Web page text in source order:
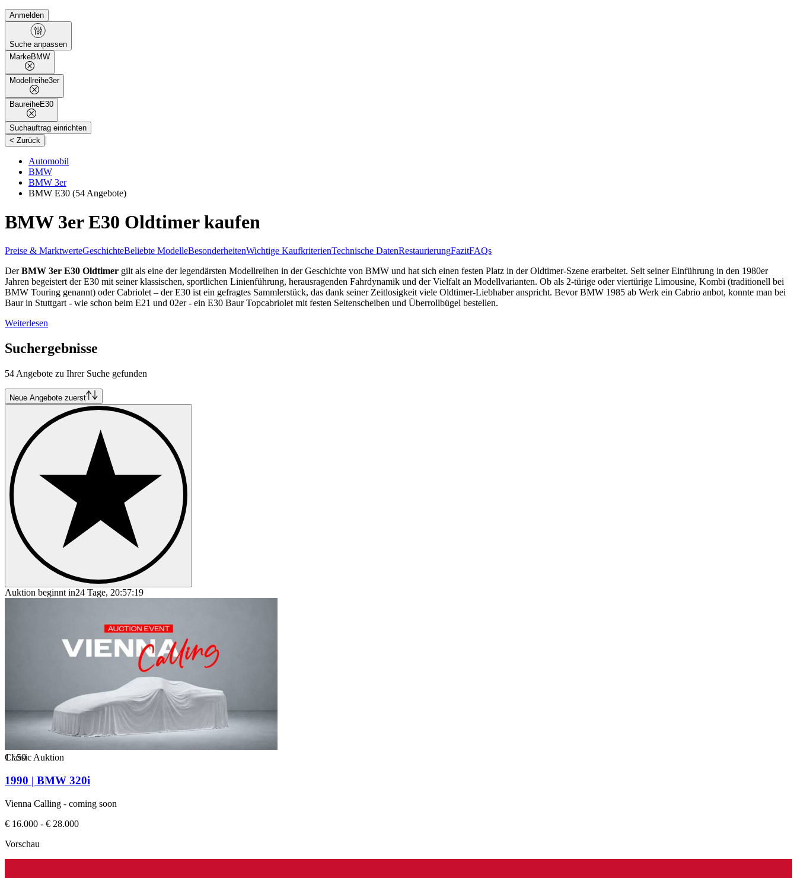
Anmelden
Suche anpassen
MarkeBMW
Modellreihe3er
BaureiheE30
Suchauftrag einrichten
< Zurück
|
Automobil
BMW
BMW 3er
BMW E30 (54 Angebote)
BMW 3er E30 Oldtimer kaufen
Preise & MarktwerteGeschichteBeliebte ModelleBesonderheitenWichtige KaufkriterienTechnische DatenRestaurierungFazitFAQs
DerBMW 3er E30 Oldtimer gilt als eine der legendärsten Modellreihen in der Geschichte von BMW und hat sich einen festen Platz in der Oldtimer-Szene erarbeitet. Seit seiner Einführung in den 1980er
Jahren begeistert der E30 mit seiner klassischen, sportlichen Linienführung, herausragenden Fahrdynamik und der Vielfalt an Modellvarianten. Ob als 2-türige oder viertürige Limousine, Kombi (traditionell bei
BMW Touring genannt) oder Cabriolet – der E30 ist ein gefragtes Sammlerstück, das dank seiner Zeitlosigkeit viele Oldtimer-Liebhaber anspricht. Bevor BMW 1985 ab Werk ein Cabrio anbot, konnte man bei
Baur in Stuttgart - wie schon beim E21 und 02er - ein E30 Baur Topcabriolet mit festen Seitenscheiben und Überrollbügel bestellen.
Weiterlesen
Suchergebnisse
54 Angebote zu Ihrer Suche gefunden
Neue Angebote zuerst
Auktion beginnt in24 Tage, 20:57:19
1/50
Classic Auktion
1990 | BMW 320i
Vienna Calling - coming soon
€ 16.000 - € 28.000
Vorschau